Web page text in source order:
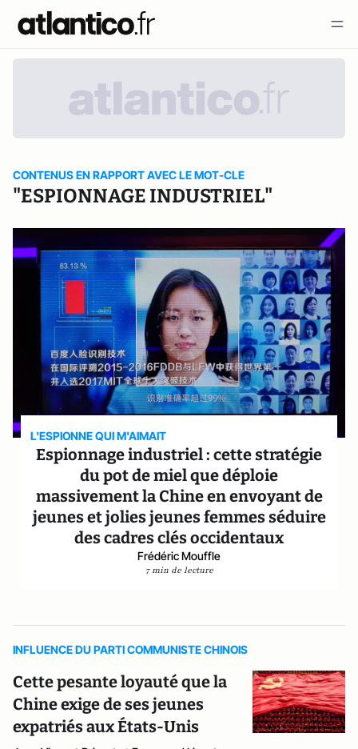
CONTENUS EN RAPPORT AVEC LE MOT-CLE
"ESPIONNAGE INDUSTRIEL"
L'ESPIONNE QUI M'AIMAIT
Espionnage industriel : cette stratégie
du pot de miel que déploie
massivement la Chine en envoyant de
jeunes et jolies jeunes femmes séduire
des cadres clés occidentaux
Frédéric Mouffle
7 min de lecture
INFLUENCE DU PARTI COMMUNISTE CHINOIS
Cette pesante loyauté que la
Chine exige de ses jeunes
expatriés aux États-Unis